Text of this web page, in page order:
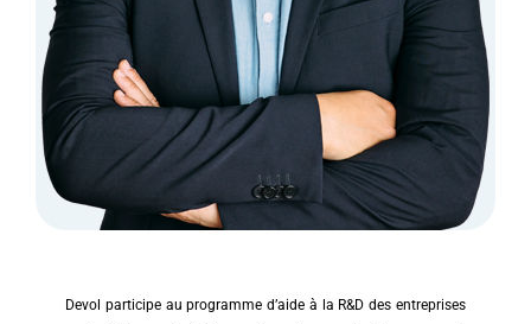
Devol participe au programme d’aide à la R&D des entreprises